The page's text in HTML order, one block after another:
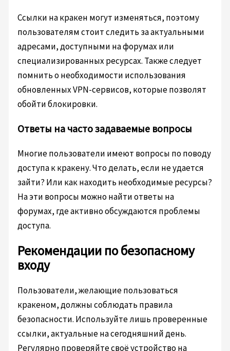
Ссылки на кракен могут изменяться, поэтому
пользователям стоит следить за актуальными
адресами, доступными на форумах или
специализированных ресурсах. Также следует
помнить о необходимости использования
обновленных VPN-сервисов, которые позволят
обойти блокировки.
Ответы на часто задаваемые вопросы
Многие пользователи имеют вопросы по поводу
доступа к кракену. Что делать, если не удается
зайти? Или как находить необходимые ресурсы?
На эти вопросы можно найти ответы на
форумах, где активно обсуждаются проблемы
доступа.
Рекомендации по безопасному
входу
Пользователи, желающие пользоваться
кракеном, должны соблюдать правила
безопасности. Используйте лишь проверенные
ссылки, актуальные на сегодняшний день.
Регулярно проверяйте своё устройство на